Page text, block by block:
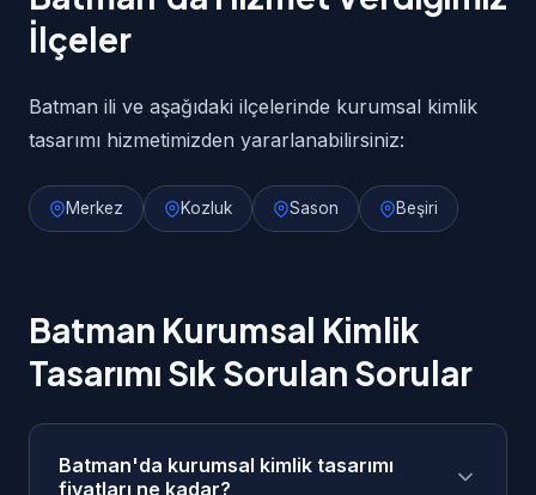
İlçeler
Batman ili ve aşağıdaki ilçelerinde kurumsal kimlik
tasarımı hizmetimizden yararlanabilirsiniz:
Merkez Kozluk Sason Beşiri
Batman Kurumsal Kimlik
Tasarımı Sık Sorulan Sorular
Batman'da kurumsal kimlik tasarımı
fiyatları ne kadar?